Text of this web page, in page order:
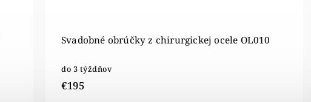
Svadobné obrúčky z chirurgickej ocele OL010
do 3 týždňov
€195